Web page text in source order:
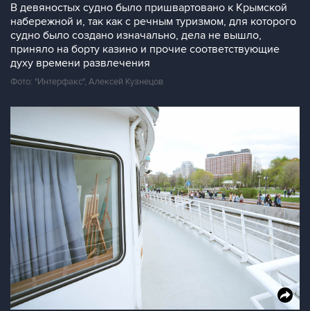
В девяностых судно было пришвартовано к Крымской
набережной и, так как с речным туризмом, для которого
судно было создано изначально, дела не вышло,
приняло на борту казино и прочие соответствующие
духу времени развлечения
Фото: "Интерфакс", Алексей Кузнецов